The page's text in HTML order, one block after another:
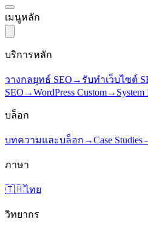
เมนูหลัก
บริการหลัก
วางกลยุทธ์ SEO → รับทำเว็บไซต์
SEO →WordPress Custom→
บล็อก
บทความและบล็อก →Case Studies
ภาษา
🇹🇭ไทย
วิทยากร